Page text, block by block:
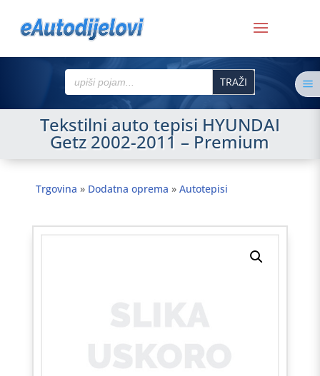
Search
for:
Tekstilni auto tepisi HYUNDAI
Getz 2002-2011 – Premium
Trgovina » Dodatna oprema » Autotepisi
a